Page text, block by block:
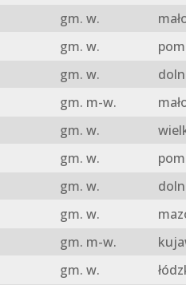
gm. w.
gm. w.
gm. w.
gm. m-w.
gm. w.
gm. w.
gm. w.
gm. w.
gm. m-w.
gm. w.